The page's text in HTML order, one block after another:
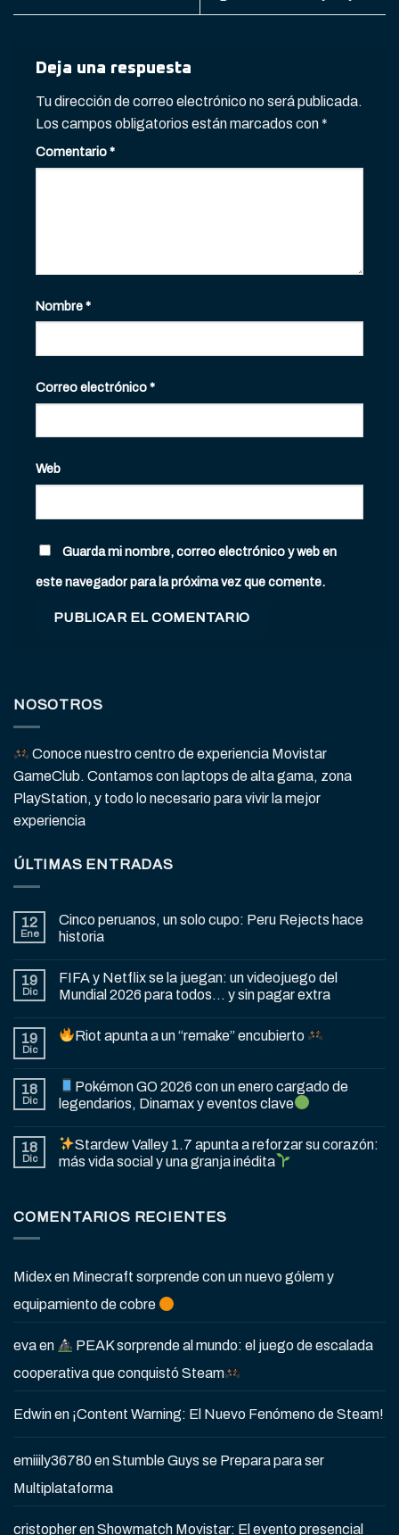
Deja una respuesta
Tu dirección de correo electrónico no será publicada.
Los campos obligatorios están marcados con*
Comentario*
Nombre*
Correo electrónico*
Web
Guarda mi nombre, correo electrónico y web en
este navegador para la próxima vez que comente.
NOSOTROS
Conoce nuestro centro de experiencia Movistar
GameClub. Contamos con laptops de alta gama, zona
PlayStation, y todo lo necesario para vivir la mejor
experiencia
ÚLTIMAS ENTRADAS
12
Ene
Cinco peruanos, un solo cupo: Peru Rejects hace
historia
19
Dic
FIFA y Netflix se la juegan: un videojuego del
Mundial 2026 para todos… y sin pagar extra
19
Dic
Riot apunta a un “remake” encubierto
18
Dic
Pokémon GO 2026 con un enero cargado de
legendarios, Dinamax y eventos clave
18
Dic
Stardew Valley 1.7 apunta a reforzar su corazón:
más vida social y una granja inédita
COMENTARIOS RECIENTES
Midexen Minecraft sorprende con un nuevo gólem y
equipamiento de cobre
evaen
PEAK sorprende al mundo: el juego de escalada
cooperativa que conquistó Steam
Edwinen ¡Content Warning: El Nuevo Fenómeno de Steam!
emiiily36780enStumble Guys se Prepara para ser
Multiplataforma
cristopherenShowmatch Movistar: El evento presencial